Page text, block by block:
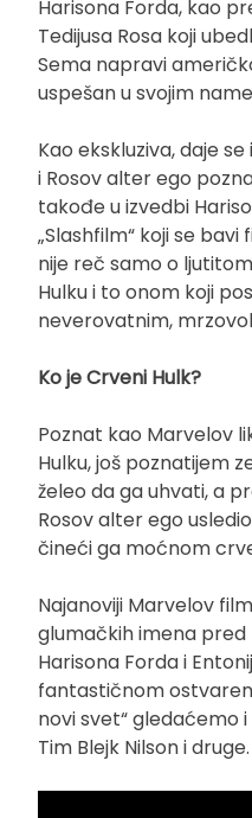
Harisona Forda, kao
Tedijusa Rosa koji
Sema napravi
uspešan u svojim
Kao ekskluziva, daje
i Rosov alter ego
takođe u izvedbi
„Slashfilm“ koji se
nije reč samo o
Hulku i to onom koji
neverovatnim,
Ko je Crveni Hulk?
Poznat kao Marvelov
Hulku, još poznatijem
želeo da ga uhvati, a
Rosov alter ego
čineći ga moćnom
Najanoviji Marvelov
glumačkih imena
Harisona Forda i
fantastičnom
novi svet“ gledaćemo i
Tim Blejk Nilson i druge.